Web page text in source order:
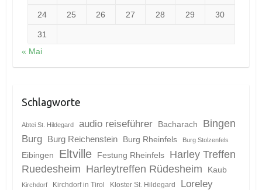
24 25 26 27 28 29 30
31
« Mai
Schlagworte
Abtei St. Hildegard audio reiseführer Bacharach
Bingen
Burg
Burg Reichenstein Burg Rheinfels Burg Stolzenfels
Eibingen Eltville Festung Rheinfels
Harley Treffen
Ruedesheim Harleytreffen Rüdesheim Kaub
Kirchdorf Kirchdorf in Tirol Kloster St. Hildegard Loreley